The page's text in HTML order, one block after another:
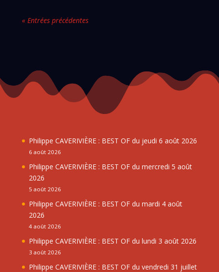
« Entrées précédentes
Philippe CAVERIVIÈRE : BEST OF du jeudi 6 août 2026
6 août 2026
Philippe CAVERIVIÈRE : BEST OF du mercredi 5 août
2026
5 août 2026
Philippe CAVERIVIÈRE : BEST OF du mardi 4 août
2026
4 août 2026
Philippe CAVERIVIÈRE : BEST OF du lundi 3 août 2026
3 août 2026
Philippe CAVERIVIÈRE : BEST OF du vendredi 31 juillet